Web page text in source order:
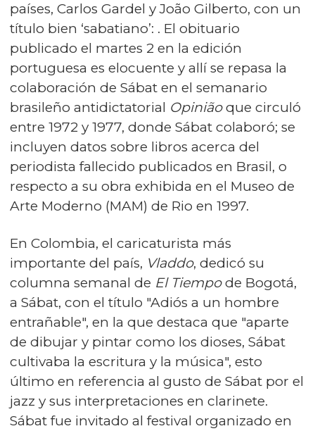
países, Carlos Gardel y João Gilberto, con un
título bien ‘sabatiano’: . El obituario
publicado el martes 2 en la edición
portuguesa es elocuente y allí se repasa la
colaboración de Sábat en el semanario
brasileño antidictatorial Opiniãoque circuló
entre 1972 y 1977, donde Sábat colaboró; se
incluyen datos sobre libros acerca del
periodista fallecido publicados en Brasil, o
respecto a su obra exhibida en el Museo de
Arte Moderno (MAM) de Rio en 1997.
En Colombia, el caricaturista más
importante del país, Vladdo, dedicó su
columna semanal de El Tiempode Bogotá,
a Sábat, con el título "Adiós a un hombre
entrañable", en la que destaca que "aparte
de dibujar y pintar como los dioses, Sábat
cultivaba la escritura y la música", esto
último en referencia al gusto de Sábat por el
jazz y sus interpretaciones en clarinete.
Sábat fue invitado al festival organizado en